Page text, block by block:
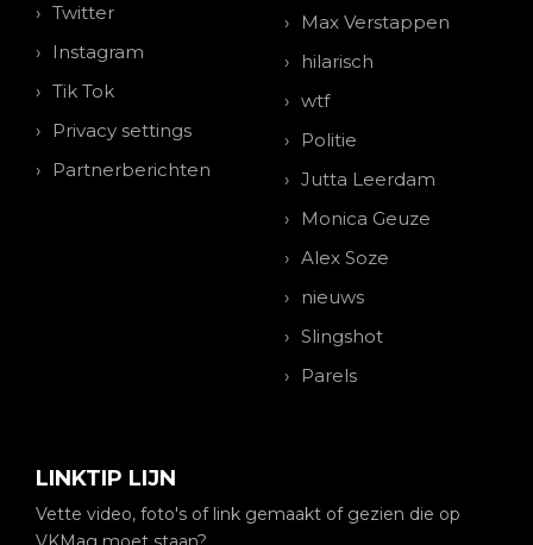
Twitter
Instagram
Tik Tok
Privacy settings
Partnerberichten
Max Verstappen
hilarisch
wtf
Politie
Jutta Leerdam
Monica Geuze
Alex Soze
nieuws
Slingshot
Parels
LINKTIP LIJN
Vette video, foto's of link gemaakt of gezien die op